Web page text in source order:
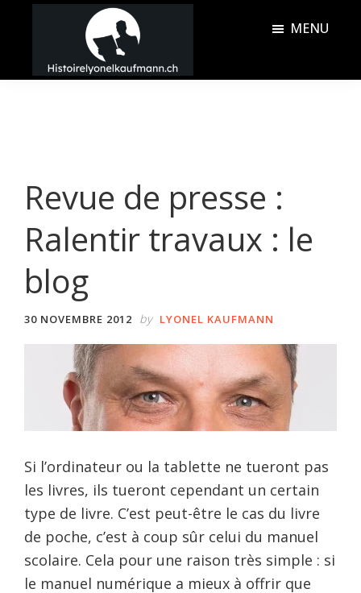
principal
barreHistoire
MENU
Revue de presse :
Ralentir travaux : le
blog
30 NOVEMBRE 2012 by LYONEL KAUFMANN
Si l’ordinateur ou la tablette ne tueront pas
les livres, ils tueront cependant un certain
type de livre. C’est peut-être le cas du livre
de poche, c’est à coup sûr celui du manuel
scolaire. Cela pour une raison très simple : si
le manuel numérique a mieux à offrir que